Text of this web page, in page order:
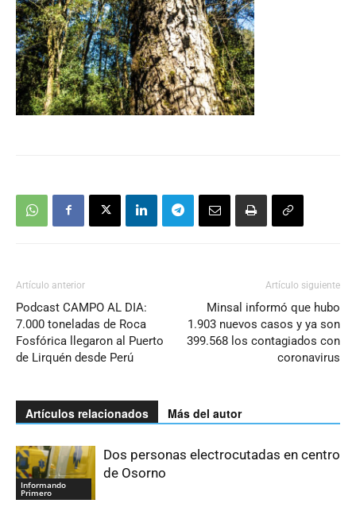
Artículo anterior
Podcast CAMPO AL DIA:
7.000 toneladas de Roca
Fosfórica llegaron al Puerto
de Lirquén desde Perú
Artículo siguiente
Minsal informó que hubo
1.903 nuevos casos y ya son
399.568 los contagiados con
coronavirus
Artículos relacionados Más del autor
Informando
Primero
Dos personas electrocutadas en centro
de Osorno